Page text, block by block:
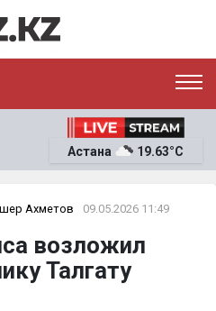
Астана 19.63°C
Ахметов 09.05.2026 11:49
возложил
Талгату